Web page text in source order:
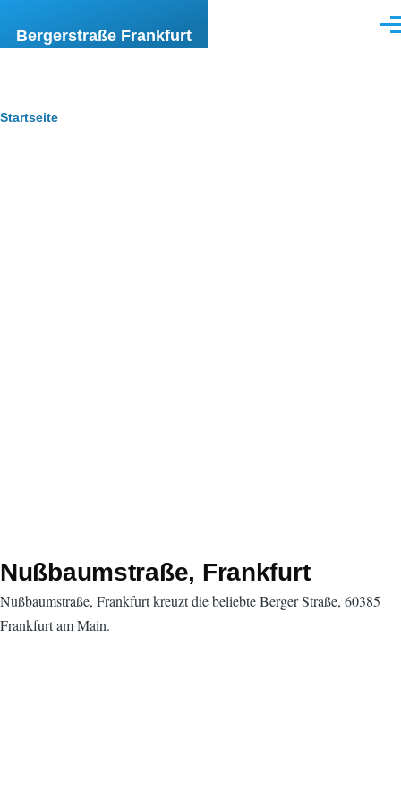
Bergerstraße Frankfurt
Pfadnavigation
Startseite
Nußbaumstraße, Frankfurt
Nußbaumstraße, Frankfurt kreuzt die beliebte Berger Straße, 60385
Frankfurt am Main.